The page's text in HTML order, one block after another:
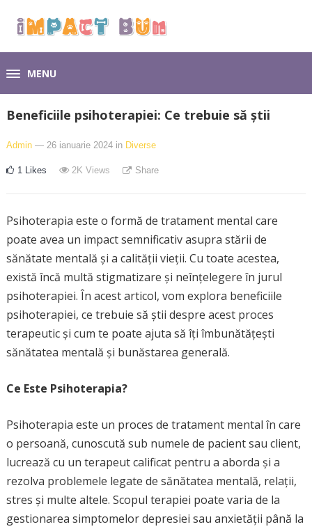
MENU
Beneficiile psihoterapiei: Ce trebuie să știi
Admin — 26 ianuarie 2024 in Diverse
1 Likes 2K Views Share
Psihoterapia este o formă de tratament mental care
poate avea un impact semnificativ asupra stării de
sănătate mentală și a calității vieții. Cu toate acestea,
există încă multă stigmatizare și neînțelegere în jurul
psihoterapiei. În acest articol, vom explora beneficiile
psihoterapiei, ce trebuie să știi despre acest proces
terapeutic și cum te poate ajuta să îți îmbunătățești
sănătatea mentală și bunăstarea generală.
Ce Este Psihoterapia?
Psihoterapia este un proces de tratament mental în care
o persoană, cunoscută sub numele de pacient sau client,
lucrează cu un terapeut calificat pentru a aborda și a
rezolva problemele legate de sănătatea mentală, relații,
stres și multe altele. Scopul terapiei poate varia de la
gestionarea simptomelor depresiei sau anxietății până la